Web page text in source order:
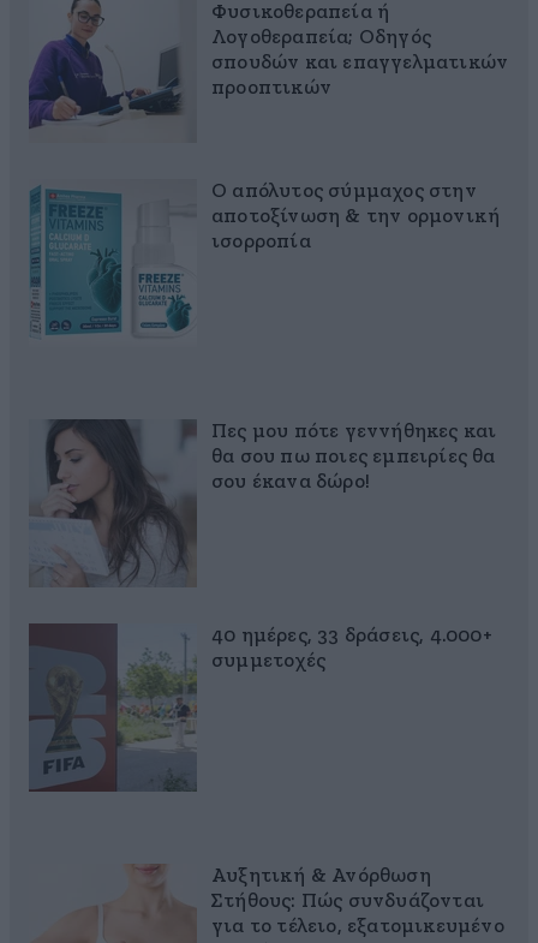
Φυσικοθεραπεία ή
Λογοθεραπεία; Οδηγός
σπουδών και επαγγελματικών
προοπτικών
Ο απόλυτος σύμμαχος στην
αποτοξίνωση & την ορμονική
ισορροπία
Πες μου πότε γεννήθηκες και
θα σου πω ποιες εμπειρίες θα
σου έκανα δώρο!
40 ημέρες, 33 δράσεις, 4.000+
συμμετοχές
Αυξητική & Ανόρθωση
Στήθους: Πώς συνδυάζονται
για το τέλειο, εξατομικευμένο